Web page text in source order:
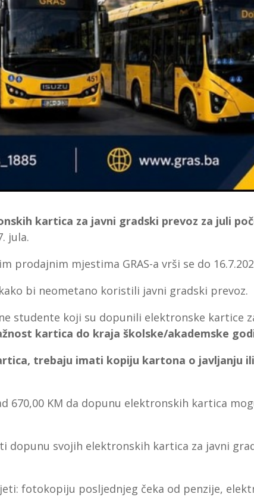
kartica za javni gradski prevoz za juli
jula.
mjestima GRAS-a vrši se do
bi neometano koristili javni gradski prevoz.
studente koji su dopunili elektronske kartice
kartica do kraja školske/akademske
trebaju imati kopiju kartona o javljanju
670,00 KM da dopunu elektronskih kartica
dopunu svojih elektronskih kartica za javni
fotokopiju posljednjeg čeka od penzije,